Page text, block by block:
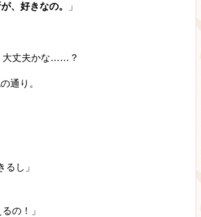
、好きなの。 」
大丈夫かな……？
通り。
し」
の！」